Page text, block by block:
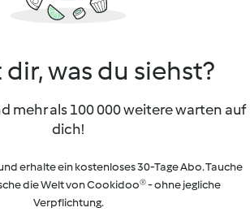
was du siehst?
mehr als 100 000 weitere warten auf
dich!
erhalte ein kostenloses 30-Tage Abo. Tauche
die Welt von Cookidoo® - ohne jegliche
Verpflichtung.